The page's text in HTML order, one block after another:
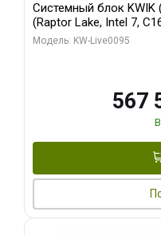
Системный блок KWIK
(Raptor Lake, Intel 7,
модуля)/ Afox RTX4090
Модель: KW-Live0095
567